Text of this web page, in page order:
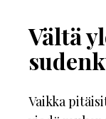
Vältä
Vaikka